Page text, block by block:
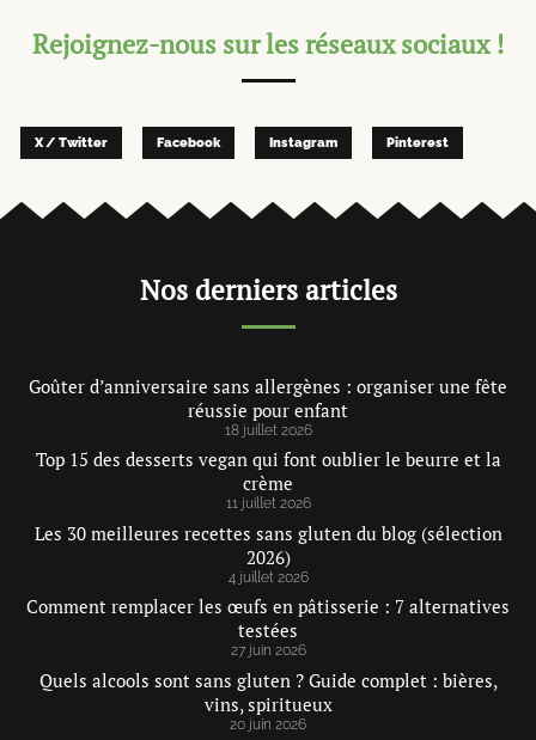
Rejoignez-nous sur les réseaux sociaux !
X / Twitter Facebook Instagram Pinterest
Nos derniers articles
Goûter d’anniversaire sans allergènes : organiser une fête
réussie pour enfant
18 juillet 2026
Top 15 des desserts vegan qui font oublier le beurre et la
crème
11 juillet 2026
Les 30 meilleures recettes sans gluten du blog (sélection
2026)
4 juillet 2026
Comment remplacer les œufs en pâtisserie : 7 alternatives
testées
27 juin 2026
Quels alcools sont sans gluten ? Guide complet : bières,
vins, spiritueux
20 juin 2026